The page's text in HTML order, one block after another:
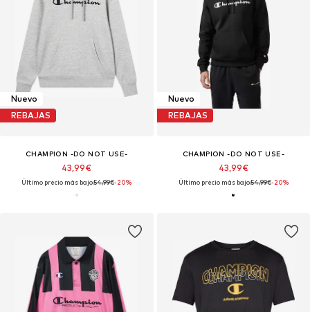
Nuevo
REBAJAS
CHAMPION -DO NOT USE-
43,99€
Último precio más bajo:54,99€-20%
Nuevo
REBAJAS
CHAMPION -DO NOT USE-
43,99€
Último precio más bajo:54,99€-20%